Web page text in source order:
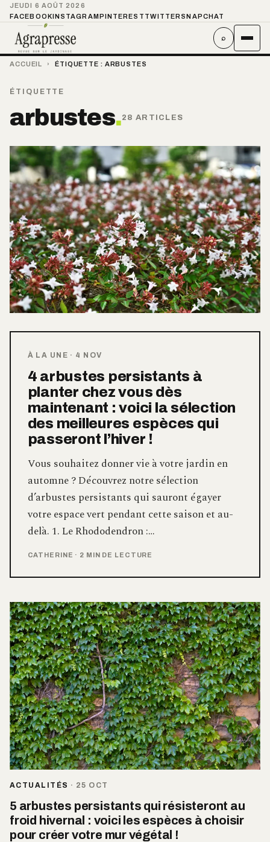
JEUDI 6 AOÛT 2026
FACEBOOKINSTAGRAMPINTEREST TWITTER SNAPCHAT
⌕
ACCUEIL › ÉTIQUETTE : ARBUSTES
ÉTIQUETTE
arbustes.28 ARTICLES
À LA UNE · 4 NOV
4 arbustes persistants à
planter chez vous dès
maintenant : voici la sélection
des meilleures espèces qui
passeront l’hiver !
Vous souhaitez donner vie à votre jardin en
automne ? Découvrez notre sélection
d’arbustes persistants qui sauront égayer
votre espace vert pendant cette saison et au-
delà. 1. Le Rhododendron :…
CATHERINE · 2 MIN DE LECTURE
ACTUALITÉS · 25 OCT
5 arbustes persistants qui résisteront au
froid hivernal : voici les espèces à choisir
pour créer votre mur végétal !